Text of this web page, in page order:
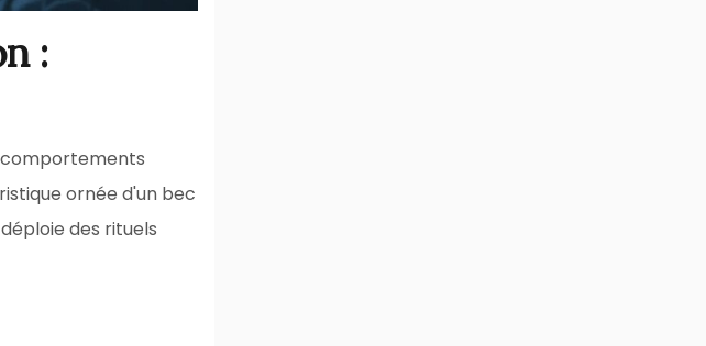
:
comportements
ornée d'un bec
des rituels